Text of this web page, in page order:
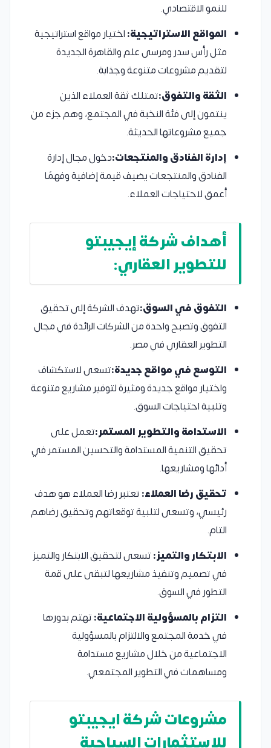
للنمو الاقتصادي.
المواقع الاستراتيجية:اختيار مواقع استراتيجية
مثل رأس سدر ومرسى علم والقاهرة الجديدة
لتقديم مشروعات متنوعة وجذابة.
الثقة والتفوق:تمتلك ثقة العملاء الذين
ينتمون إلى فئة النخبة في المجتمع، وهم جزء من
جميع مشروعاتها الحديثة.
إدارة الفنادق والمنتجعات:دخول مجال إدارة
الفنادق والمنتجعات يضيف قيمة إضافية وفهمًا
أعمق لاحتياجات العملاء.
أهداف شركة إيجيبتو
للتطوير العقاري:
التفوق في السوق:تهدف الشركة إلى تحقيق
التفوق وتصبح واحدة من الشركات الرائدة في مجال
التطوير العقاري في مصر.
التوسع في مواقع جديدة:تسعى لاستكشاف
واختيار مواقع جديدة ومثيرة لتوفير مشاريع متنوعة
وتلبية احتياجات السوق.
الاستدامة والتطوير المستمر:تعمل على
تحقيق التنمية المستدامة والتحسين المستمر في
أدائها ومشاريعها.
تحقيق رضا العملاء:تعتبر رضا العملاء هو هدف
رئيسي، وتسعى لتلبية توقعاتهم وتحقيق رضاهم
التام.
الابتكار والتميز:تسعى لتحقيق الابتكار والتميز
في تصميم وتنفيذ مشاريعها لتبقى على قمة
التطور في السوق.
التزام بالمسؤولية الاجتماعية:تهتم بدورها
في خدمة المجتمع والالتزام بالمسؤولية
الاجتماعية من خلال مشاريع مستدامة
ومساهمات في التطوير المجتمعي.
مشروعات شركة ايجيبتو
للاستثمارات السياحية